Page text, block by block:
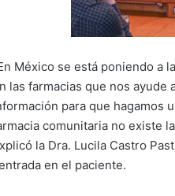
México se está poniendo a
las farmacias que nos
para que hagamos
comunitaria no existe
la Dra. Lucila Castro
en el paciente.